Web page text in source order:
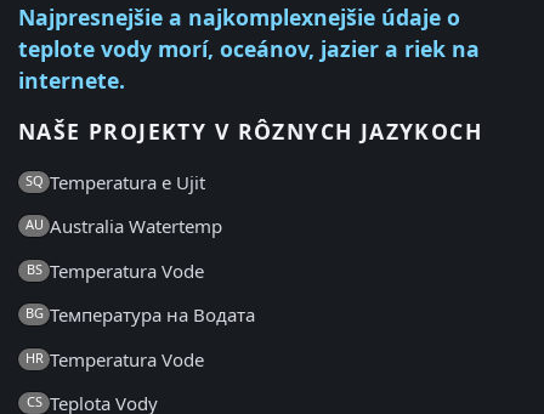
Najpresnejšie a najkomplexnejšie údaje o
teplote vody morí, oceánov, jazier a riek na
internete.
NAŠE PROJEKTY V RÔZNYCH JAZYKOCH
SQ Temperatura e Ujit
AU Australia Watertemp
BS Temperatura Vode
BG Температура на Водата
HR Temperatura Vode
CS Teplota Vody